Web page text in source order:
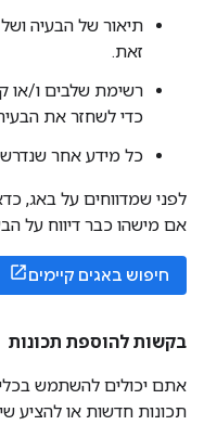
תיאור של הבעיה
זאת.
רשימת שלבים ו/או
כדי לשחזר את
כל מידע אחר
לפני שמדווחים על באג,
אם מישהו כבר דיווח על
חיפוש באגים קיימים
בקשות להוספת תכונות
אתם יכולים להשתמש
תכונות חדשות או להציע